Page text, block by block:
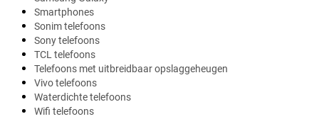
Smartphones
Sonim telefoons
Sony telefoons
TCL telefoons
Telefoons met uitbreidbaar opslaggeheugen
Vivo telefoons
Waterdichte telefoons
Wifi telefoons